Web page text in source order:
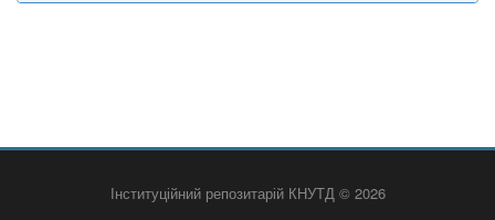
Інституційний репозитарій КНУТД © 2026